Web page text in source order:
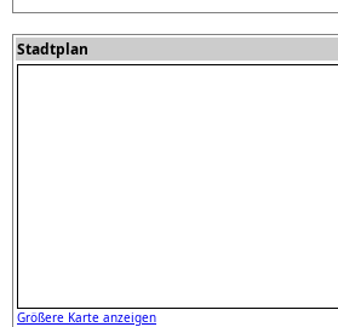
Stadtplan
Größere Karte anzeigen